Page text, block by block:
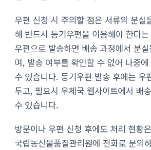
우편 신청 시 주의할 점은 서류의 분실
해 반드시 등기우편을 이용해야 한다
우편으로 발송하면 배송 과정에서 분
며, 발송 여부를 확인할 수 없어 나중
수 있습니다. 등기우편 발송 후에는 우
두고, 필요시 우체국 웹사이트에서 배
수 있습니다.
방문이나 우편 신청 후에도 처리 현황
국립농산물품질관리원에 전화로 문의